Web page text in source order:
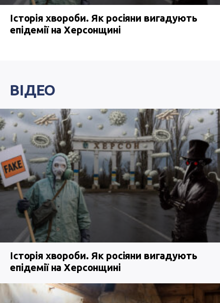
Історія хвороби. Як росіяни вигадують
епідемії на Херсонщині
ВІДЕО
Історія хвороби. Як росіяни вигадують
епідемії на Херсонщині